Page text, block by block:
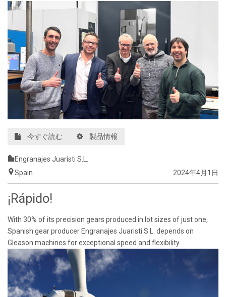
今すぐ読む 製品情報
Engranajes Juaristi S.L.
Spain
2024年4月1日
¡Rápido!
With 30% of its precision gears produced in lot sizes of just one,
Spanish gear producer Engranajes Juaristi S.L. depends on
Gleason machines for exceptional speed and flexibility.